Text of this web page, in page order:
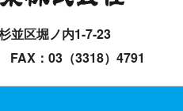
並区堀ノ内1-7-23
FAX：03（3318）4791